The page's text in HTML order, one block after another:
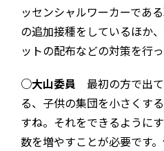
ッセンシャルワーカーであ
の追加接種をしているほか
ットの配布などの対策を行っ
○大山委員 最初の方で出
る、子供の集団を小さくす
すね。それをできるように
数を増やすことが必要です